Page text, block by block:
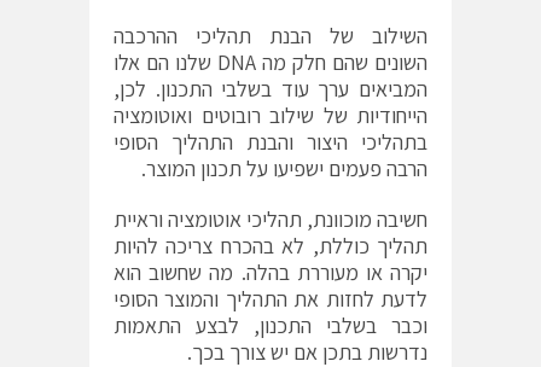
השילוב של הבנת תהליכי ההרכבה
השונים שהם חלק מה DNA שלנו הם אלו
המביאים ערך עוד בשלבי התכנון. לכן,
הייחודיות של שילוב רובוטים ואוטומציה
בתהליכי היצור והבנת התהליך הסופי
הרבה פעמים ישפיעו על תכנון המוצר.
חשיבה מוכוונת, תהליכי אוטומציה וראיית
תהליך כוללת, לא בהכרח צריכה להיות
יקרה או מעוררת בהלה. מה שחשוב הוא
לדעת לחזות את התהליך והמוצר הסופי
וכבר בשלבי התכנון, לבצע התאמות
נדרשות בתכן אם יש צורך בכך.